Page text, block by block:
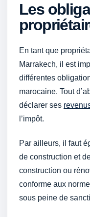
Les
En tant que
Marrakech, il est
différentes
marocaine. Tout
déclarer ses
l’impôt.
Par ailleurs, il faut
de construction et
construction ou
conforme aux
sous peine de